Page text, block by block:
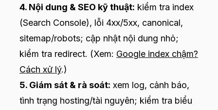
4. Nội dung & SEO kỹ thuật: kiểm tra index
(Search Console), lỗi 4xx/5xx, canonical,
sitemap/robots; cập nhật nội dung nhỏ;
kiểm tra redirect. (Xem: Google index chậm?
Cách xử lý.)
5. Giám sát & rà soát: xem log, cảnh báo,
tình trạng hosting/tài nguyên; kiểm tra biểu